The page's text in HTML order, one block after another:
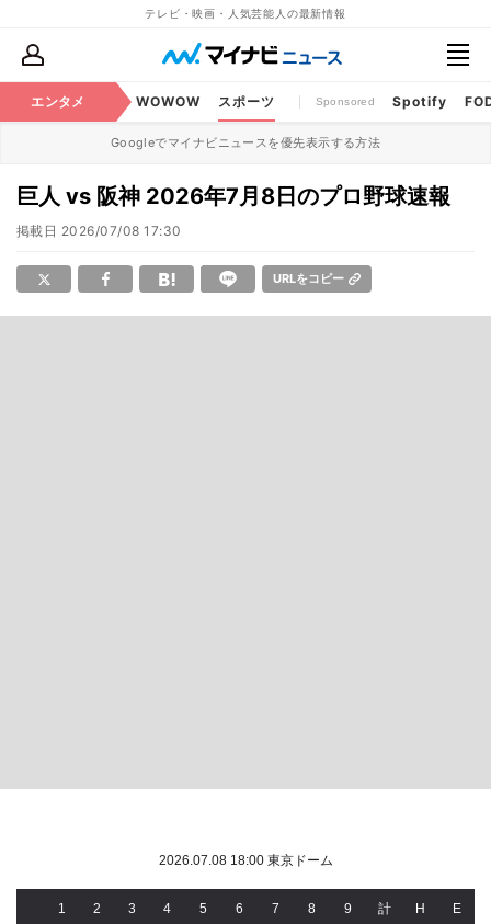
テレビ・映画・人気芸能人の最新情報
エンタメ
・CS番組 WOWOW スポーツ Sponsored Spotify
Googleでマイナビニュースを優先表示する方法
巨人 vs 阪神 2026年7月8日のプロ野球速報
掲載日 2026/07/08 17:30
URLをコピー
2026.07.08 18:00 東京ドーム
1 2 3 4 5 6 7 8 9 計 H E